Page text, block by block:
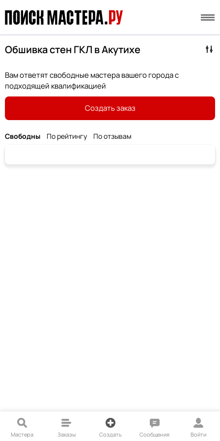
Обшивка стен ГКЛ в Акутихе
Вам ответят свободные мастера вашего города с
подходящей квалификацией
Создать заказ
Свободны По рейтингу По отзывам
Мастера Заказы Создать Сообщения Войти